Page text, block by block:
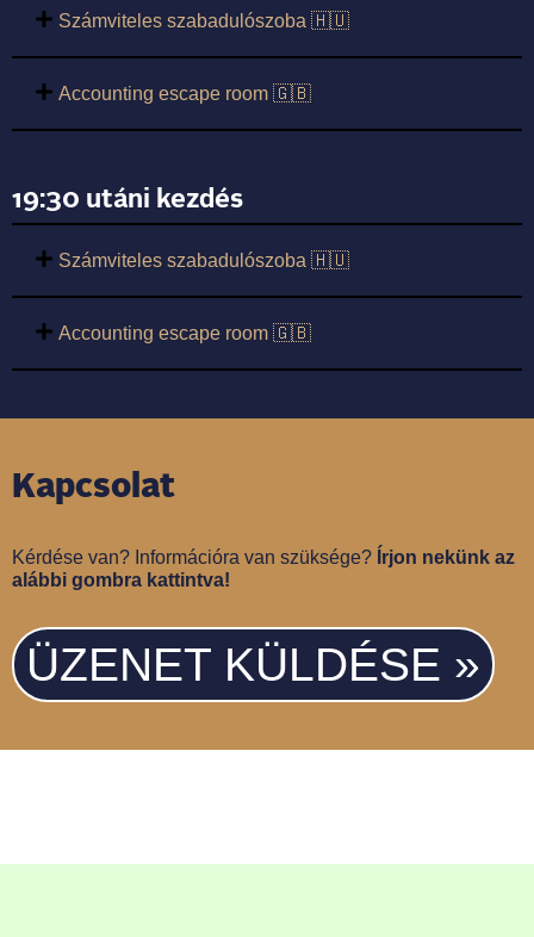
Számviteles szabadulószoba 🇭🇺
Accounting escape room 🇬🇧
19:30 utáni kezdés
Számviteles szabadulószoba 🇭🇺
Accounting escape room 🇬🇧
Kapcsolat
Kérdése van? Információra van szüksége? Írjon nekünk az
alábbi gombra kattintva!
ÜZENET KÜLDÉSE »